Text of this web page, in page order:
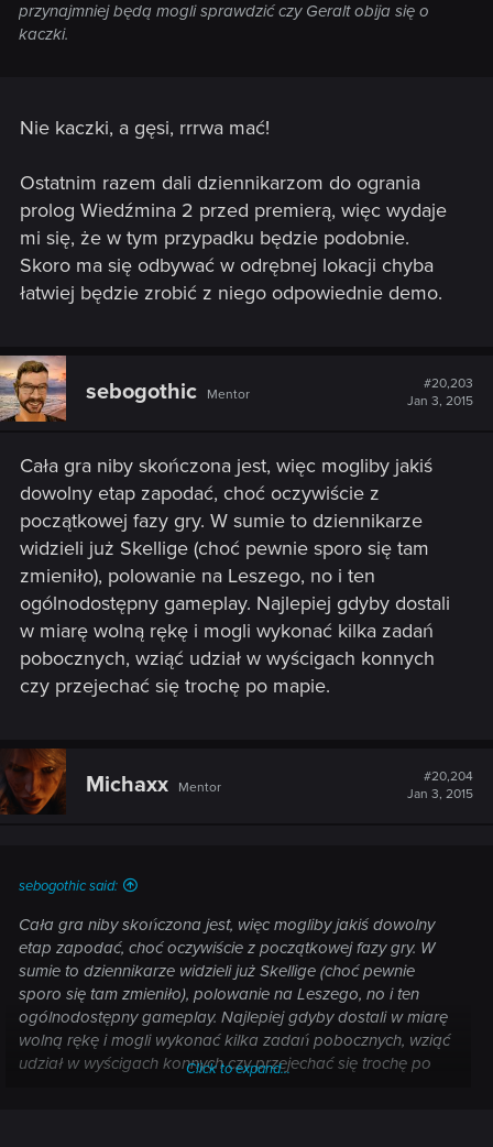
przynajmniej będą mogli sprawdzić czy Geralt obija się o
kaczki.
Nie kaczki, a gęsi, rrrwa mać!
Ostatnim razem dali dziennikarzom do ogrania
prolog Wiedźmina 2 przed premierą, więc wydaje
mi się, że w tym przypadku będzie podobnie.
Skoro ma się odbywać w odrębnej lokacji chyba
łatwiej będzie zrobić z niego odpowiednie demo.
sebogothic Mentor
#20,203
Jan 3, 2015
Cała gra niby skończona jest, więc mogliby jakiś
dowolny etap zapodać, choć oczywiście z
początkowej fazy gry. W sumie to dziennikarze
widzieli już Skellige (choć pewnie sporo się tam
zmieniło), polowanie na Leszego, no i ten
ogólnodostępny gameplay. Najlepiej gdyby dostali
w miarę wolną rękę i mogli wykonać kilka zadań
pobocznych, wziąć udział w wyścigach konnych
czy przejechać się trochę po mapie.
Michaxx Mentor
#20,204
Jan 3, 2015
sebogothic said:
Cała gra niby skończona jest, więc mogliby jakiś dowolny
etap zapodać, choć oczywiście z początkowej fazy gry. W
sumie to dziennikarze widzieli już Skellige (choć pewnie
sporo się tam zmieniło), polowanie na Leszego, no i ten
ogólnodostępny gameplay. Najlepiej gdyby dostali w miarę
wolną rękę i mogli wykonać kilka zadań pobocznych, wziąć
udział w wyścigach konnych czy przejechać się trochę po
Click to expand...